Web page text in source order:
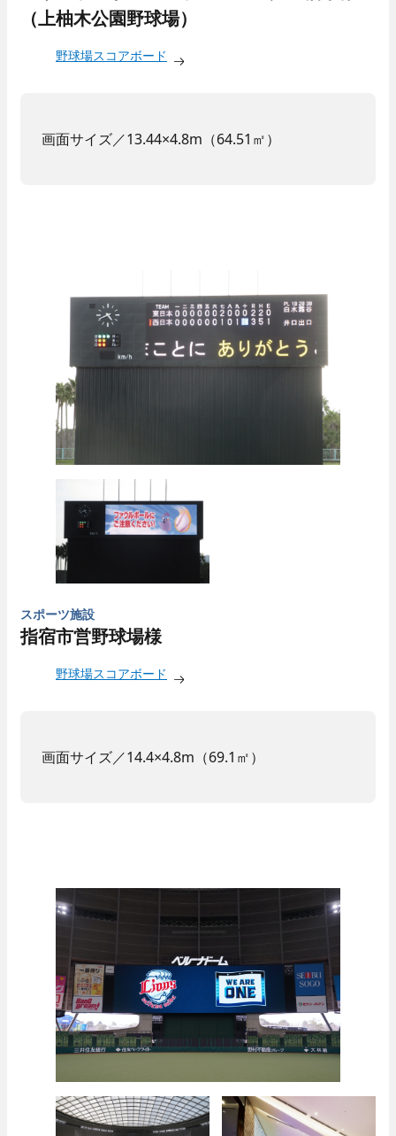
（上柚木公園野球場）
野球場スコアボード
画面サイズ／13.44×4.8m（64.51㎡）
スポーツ施設
指宿市営野球場様
野球場スコアボード
画面サイズ／14.4×4.8m（69.1㎡）